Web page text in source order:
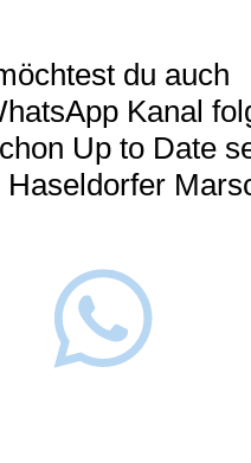
du auch
Kanal
Up to Date